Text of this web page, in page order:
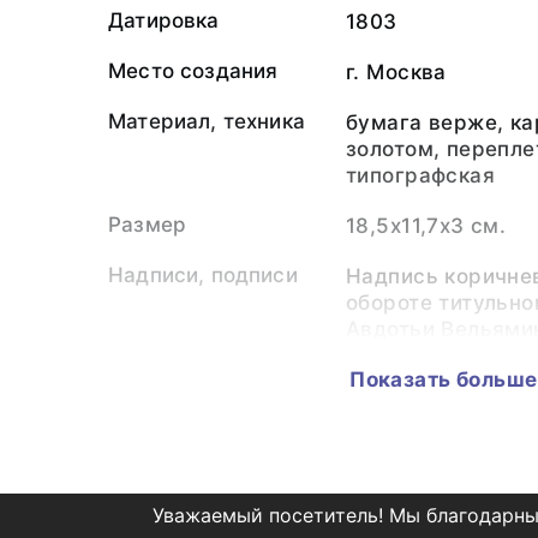
Датировка 1803
Место создания г. Москва
Материал, техника
бумага верже,
золотом,
типографская
Размер 18,5х11,7х3 см.
Надписи, подписи
Надпись
обороте
Книга передана
Коллекция Редкая книга,
Показать больше
Уважаемый посетитель! Мы